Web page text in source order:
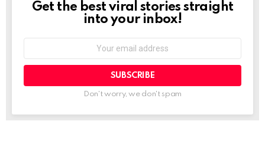
NEWSLETTER
Get the best viral stories straight
into your inbox!
Don't worry, we don't spam